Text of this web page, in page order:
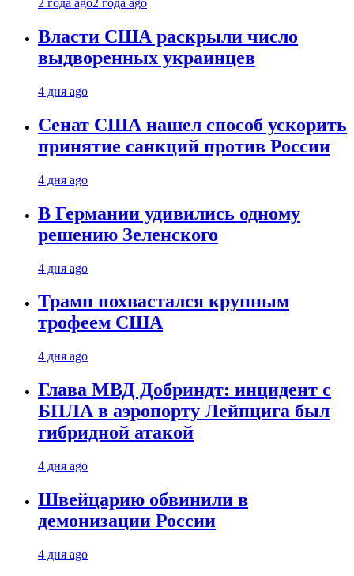
2 года ago2 года ago
Власти США раскрыли число
выдворенных украинцев
4 дня ago
Сенат США нашел способ ускорить
принятие санкций против России
4 дня ago
В Германии удивились одному
решению Зеленского
4 дня ago
Трамп похвастался крупным
трофеем США
4 дня ago
Глава МВД Добриндт: инцидент с
БПЛА в аэропорту Лейпцига был
гибридной атакой
4 дня ago
Швейцарию обвинили в
демонизации России
4 дня ago